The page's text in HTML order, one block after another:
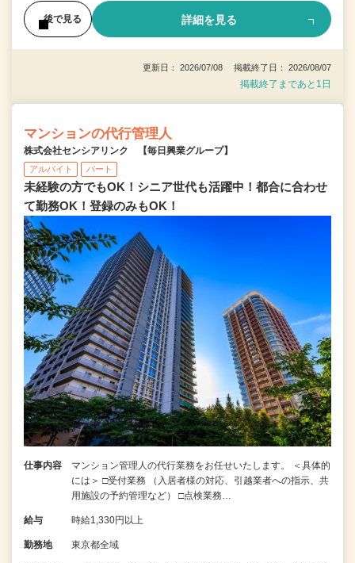
後で見る 詳細を見る
更新日： 2026/07/08 掲載終了日： 2026/08/07
掲載終了まであと1日
マンションの代行管理人
株式会社センシアリンク 【毎日興業グループ】
アルバイト パート
未経験の方でもOK！シニア世代も活躍中！都合に合わせ
て勤務OK！登録のみもOK！
仕事内容
マンション管理人の代行業務をお任せいたします。 ＜具体的
には＞ □受付業務 （入居者様の対応、引越業者への指示、共
用施設の予約管理など） □点検業務…
給与 時給1,330円以上
勤務地 東京都全域